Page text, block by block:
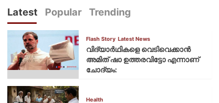
Latest Popular Trending
Flash Story Latest News
വിദ്യാര്‍ഥികളെ വെടിവെക്കാന്‍
അമിത് ഷാ ഉത്തരവിട്ടോ എന്നാണ്
ചോദ്യം:
Health